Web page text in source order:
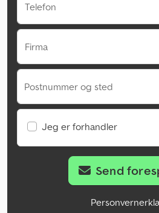
Telefon
Firma
Postnummer og sted
Jeg er forhandler
Send